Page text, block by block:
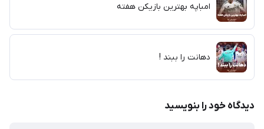
امباپه بهترین بازیکن هفته
دهانت را ببند !
دیدگاه خود را بنویسید